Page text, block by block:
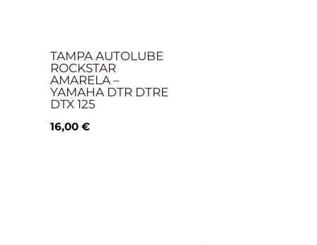
TAMPA AUTOLUBE
ROCKSTAR
AMARELA –
YAMAHA DTR DTRE
DTX 125
16,00 €